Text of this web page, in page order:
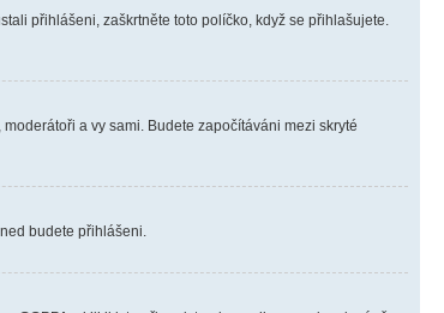
přihlášeni, zaškrtněte toto políčko, když se přihlašujete.
a vy sami. Budete započítáváni mezi skryté
budete přihlášeni.